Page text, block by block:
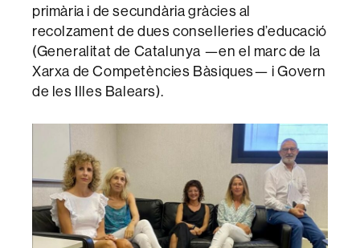
primària i de secundària gràcies al
recolzament de dues conselleries d’educació
(Generalitat de Catalunya —en el marc de la
Xarxa de Competències Bàsiques— i Govern
de les Illes Balears).